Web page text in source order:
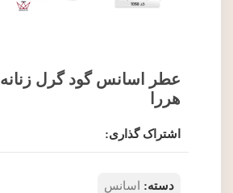
عطر اسانس گود گرل زنانه
هررا
اشتراک گذاری:
دسته: اسانس